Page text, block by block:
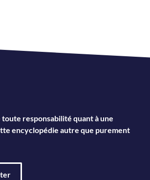
responsabilité quant à une
encyclopédie autre que purement